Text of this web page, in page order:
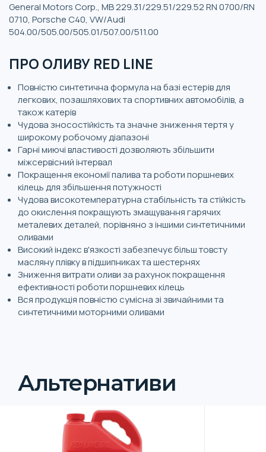
General Motors Corp., MB 229.31/229.51/229.52 RN 0700/RN
0710, Porsche C40, VW/Audi
504.00/505.00/505.01/507.00/511.00
ПРО ОЛИВУ RED LINE
Повністю синтетична формула на базі естерів для
легкових, позашляхових та спортивних автомобілів, а
також катерів
Чудова зносостійкість та значне зниження тертя у
широкому робочому діапазоні
Гарні миючі властивості дозволяють збільшити
міжсервісний інтервал
Покращення економії палива та роботи поршневих
кілець для збільшення потужності
Чудова високотемпературна стабільність та стійкість
до окислення покращують змащування гарячих
металевих деталей, порівняно з іншими синтетичними
оливами
Високий індекс в'язкості забезпечує більш товсту
масляну плівку в підшипниках та шестернях
Зниження витрати оливи за рахунок покращення
ефективності роботи поршневих кілець
Вся продукція повністю сумісна зі звичайними та
синтетичними моторними оливами
Альтернативи